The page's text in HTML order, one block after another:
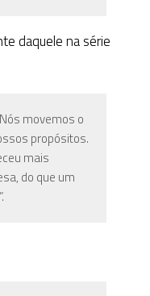
daquele na série
movemos o
propósitos.
mais
do que um